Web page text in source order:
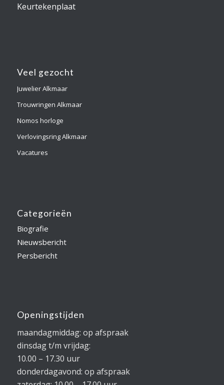
Keurtekenplaat
Veel gezocht
Juwelier Alkmaar
Trouwringen Alkmaar
Nomos horloge
Verlovingsring Alkmaar
Vacatures
Categorieën
Biografie
Nieuwsbericht
Persbericht
Openingstijden
maandagmiddag: op afspraak
dinsdag t/m vrijdag:
10.00 – 17.30 uur
donderdagavond: op afspraak